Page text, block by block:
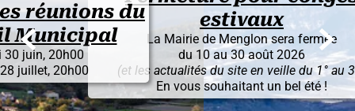
du
estivaux
La Mairie de Menglon sera fermée
du 10 au 30 août 2026
(et les actualités du site en veille du 1° au 30)
En vous souhaitant un bel été !
 